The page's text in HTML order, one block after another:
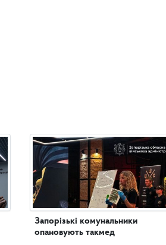
Запорізькі комунальники
опановують такмед